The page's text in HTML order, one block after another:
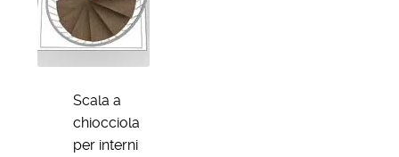
Scala a
chiocciola
per interni